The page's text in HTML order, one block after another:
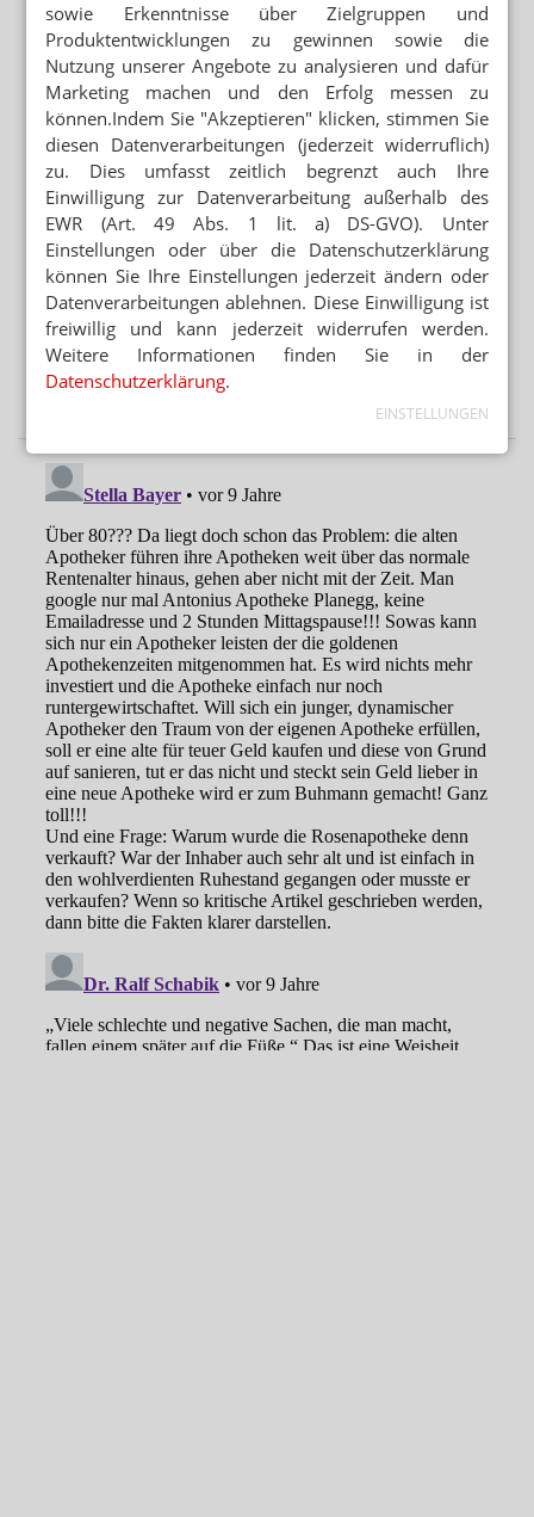
sowie Erkenntnisse über Zielgruppen und
Produktentwicklungen zu gewinnen sowie die
Nutzung unserer Angebote zu analysieren und dafür
Marketing machen und den Erfolg messen zu
können.Indem Sie "Akzeptieren" klicken, stimmen Sie
diesen Datenverarbeitungen (jederzeit widerruflich)
zu. Dies umfasst zeitlich begrenzt auch Ihre
Einwilligung zur Datenverarbeitung außerhalb des
EWR (Art. 49 Abs. 1 lit. a) DS-GVO). Unter
Einstellungen oder über die Datenschutzerklärung
können Sie Ihre Einstellungen jederzeit ändern oder
Datenverarbeitungen ablehnen. Diese Einwilligung ist
freiwillig und kann jederzeit widerrufen werden.
Weitere Informationen finden Sie in der
Datenschutzerklärung.
EINSTELLUNGEN
ANTRAG ABGELEHNT
Grüne: Apotheken sollen Klimaanlagen abgeben
WEGEN GKV-SPARPAKET
Zuzahlung: Neuer Abda-Handzettel
Mehr aus Ressort
GESETZGEBER MUSS HANDELN
Urteil verbietet Rezepturen im Sprechstundenbedarf
„AUTOMATISIERTE AUSGABESTATIONEN“
Automat statt Apotheke: Ausnahme für Versender
WEITER FLAUTE IN APOTHEKEN
Erstes Halbjahr: 7 Prozent weniger OTC-Packungen